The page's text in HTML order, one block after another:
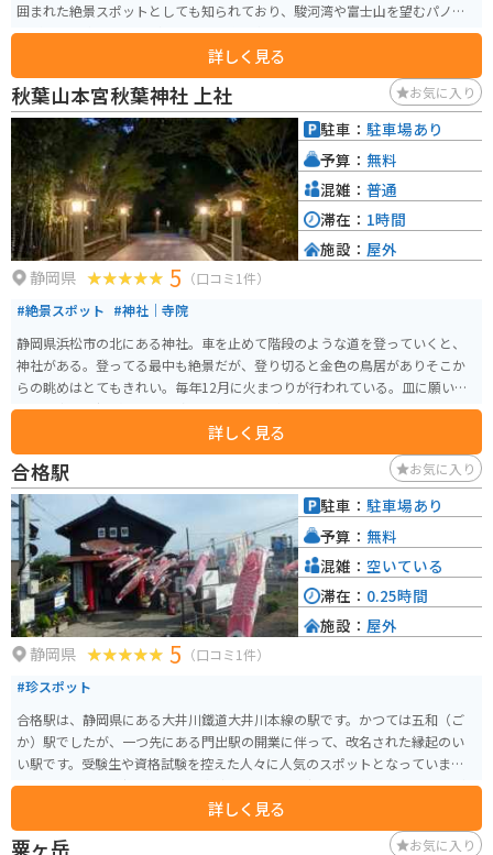
囲まれた絶景スポットとしても知られており、駿河湾や富士山を望むパノラ
マビューを楽しむことができます。施設内には、地元の特産品を販売するシ
たスイーツや食事を楽しんでみてください。 バイクで訪れる場合、駐車場は
広く停めやすいので安心です。峠道にあるため、ワインディングロードも楽
しめます。ただし、カーブが多いので安全運転を心がけましょう。 周辺に
は、国の史跡に指定されている宇津ノ谷峠や、明治時代のトンネルを利用し
た旧東海道石畳道など、歴史を感じられるスポットも点在しています。
詳しく見る
秋葉山本宮秋葉神社 上社 お気に入り
静岡県 5 （口コミ1件）
#絶景スポット #神社｜寺院
静岡県浜松市の北にある神社。車を止めて階段のような道を登っていくと、
神社がある。登ってる最中も絶景だが、登り切ると金色の鳥居がありそこか
らの眺めはとてもきれい。毎年12月に火まつりが行われている。皿に願いを
書いて崖から投げるという珍しいおみくじがある。
詳しく見る
駐車： 駐車場あり
予算： 無料
混雑： 普通
滞在： 1時間
施設： 屋外
合格駅 お気に入り
静岡県 5 （口コミ1件）
#珍スポット
合格駅は、静岡県にある大井川鐵道大井川本線の駅です。かつては五和（ご
か）駅でしたが、一つ先にある門出駅の開業に伴って、改名された縁起のい
い駅です。受験生や資格試験を控えた人々に人気のスポットとなっています。
駅周辺には、合格祈願の絵馬を奉納できる「合格祈願絵馬掛け」や、願いが
かなうと言われる「合格だるま」が設置されています。 駅舎も昔ながらの趣
を残し、地域のシンボル的存在です。観光客や受験生だけでなく、多くの鉄
詳しく見る
駐車： 駐車場あり
予算： 無料
混雑： 空いている
滞在： 0.25時間
施設： 屋外
粟ヶ岳 お気に入り